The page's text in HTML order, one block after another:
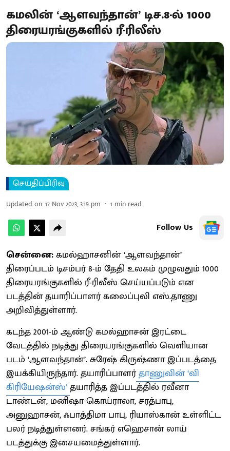
கமலின் ‘ஆளவந்தான்’ டிச.8-ல் 1000
திரையரங்குகளில் ரீ-ரிலீஸ்
செய்திப்பிரிவு
Updated on:17 Nov 2023, 3:19 pm 1 min read
Follow Us
சென்னை:கமல்ஹாசனின் ‘ஆளவந்தான்’
திரைப்படம் டிசம்பர் 8-ம் தேதி உலகம் முழுவதும் 1000
திரையரங்குகளில் ரீ-ரிலீஸ் செய்யப்படும் என
படத்தின் தயாரிப்பாளர் கலைப்புலி எஸ்.தாணு
அறிவித்துள்ளார்.
கடந்த 2001-ம் ஆண்டு கமல்ஹாசன் இரட்டை
வேடத்தில் நடித்து திரையரங்குகளில் வெளியான
படம் ‘ஆளவந்தான்’. சுரேஷ் கிருஷ்ணா இப்படத்தை
இயக்கியிருந்தார். தயாரிப்பாளர்தாணுவின் ‘வி
கிரியேஷன்ஸ்’தயாரித்த இப்படத்தில் ரவீனா
டாண்டன், மனிஷா கொய்ராலா, சரத்பாபு,
அனுஹாசன், ஃபாத்திமா பாபு, ரியாஸ்கான் உள்ளிட்ட
பலர் நடித்துள்ளனர். சங்கர் எஹெசான் லாய்
படத்துக்கு இசையமைத்துள்ளார்.